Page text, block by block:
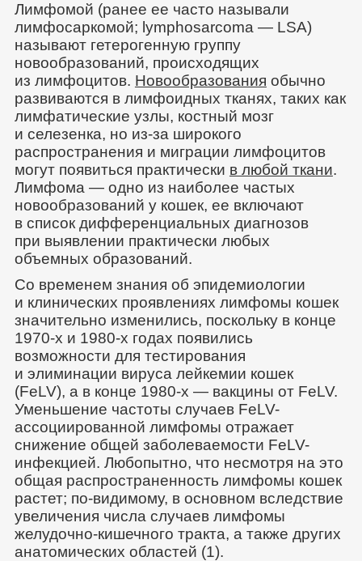
Лимфомой (ранее ее часто называли
лимфосаркомой; lymphosarcoma — LSA)
называют гетерогенную группу
новообразований, происходящих
из лимфоцитов. Новообразования обычно
развиваются в лимфоидных тканях, таких как
лимфатические узлы, костный мозг
и селезенка, но из‑за широкого
распространения и миграции лимфоцитов
могут появиться практически в любой ткани.
Лимфома — одно из наиболее частых
новообразований у кошек, ее включают
в список дифференциальных диагнозов
при выявлении практически любых
объемных образований.
Со временем знания об эпидемиологии
и клинических проявлениях лимфомы кошек
значительно изменились, поскольку в конце
1970-х и 1980-х годах появились
возможности для тестирования
и элиминации вируса лейкемии кошек
(FeLV), а в конце 1980-х — вакцины от FeLV.
Уменьшение частоты случаев FeLV-
ассоциированной лимфомы отражает
снижение общей заболеваемости FeLV-
инфекцией. Любопытно, что несмотря на это
общая распространенность лимфомы кошек
растет; по-видимому, в основном вследствие
увеличения числа случаев лимфомы
желудочно-кишечного тракта, а также других
анатомических областей (1).